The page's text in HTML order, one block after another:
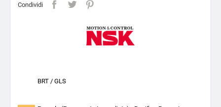
Condividi
BRT / GLS